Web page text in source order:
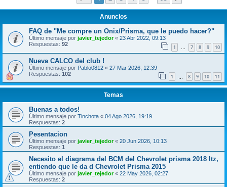
Anuncios
FAQ de "Me compre un Onix/Prisma, que le puedo hacer?"
Último mensaje por javier_tejedor« 23 Abr 2022, 09:13
Respuestas: 92 1 … 7 8 9 10
Nueva CALCO del club !
Último mensaje por Pablo0812 « 27 Mar 2026, 12:39
Respuestas: 102 1 8 9 10 11
Temas
Buenas a todos!
Último mensaje por Tinchota « 04 Ago 2026, 19:19
Respuestas: 2
Pesentacion
Último mensaje por javier_tejedor« 20 Jun 2026, 10:13
Respuestas: 1
Necesito el diagrama del BCM del Chevrolet prisma 2018 ltz,
entiendo que le da d Chevrolet Prisma 2015
Último mensaje por javier_tejedor« 22 May 2026, 02:27
Respuestas: 2